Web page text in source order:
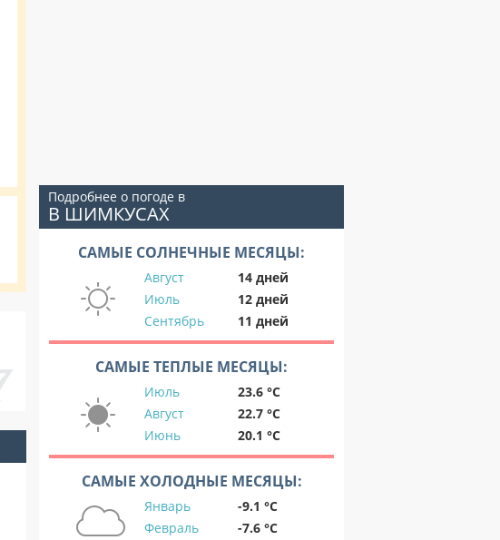
Подробнее о погоде в
В ШИМКУСАХ
САМЫЕ СОЛНЕЧНЫЕ МЕСЯЦЫ:
Август
14 дней
Июль
12 дней
Сентябрь
11 дней
САМЫЕ ТЕПЛЫЕ МЕСЯЦЫ:
Июль
23.6 °C
Август
22.7 °C
Июнь
20.1 °C
САМЫЕ ХОЛОДНЫЕ МЕСЯЦЫ:
Январь
-9.1 °C
Февраль
-7.6 °C